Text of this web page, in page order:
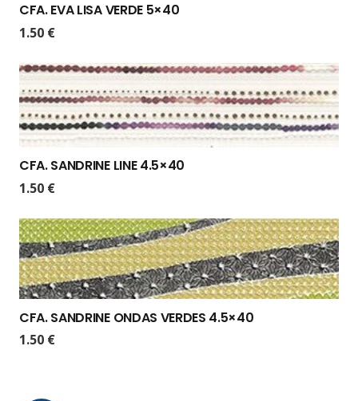
CFA. EVA LISA VERDE 5×40
1.50 €
CFA. SANDRINE LINE 4.5×40
1.50 €
CFA. SANDRINE ONDAS VERDES 4.5×40
1.50 €